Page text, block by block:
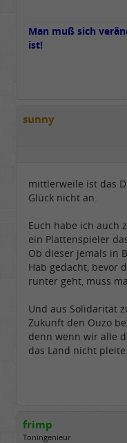
Man muß sich
ist!
sunny
mittlerweile ist das
Glück nicht an.
Euch habe ich auch
ein Plattenspieler
Ob dieser jemals in
Hab gedacht, bevor
runter geht, muss
Und aus Solidarität
Zukunft den Ouzo
denn wenn wir alle
das Land nicht pleite.
frimp
Toningenieur